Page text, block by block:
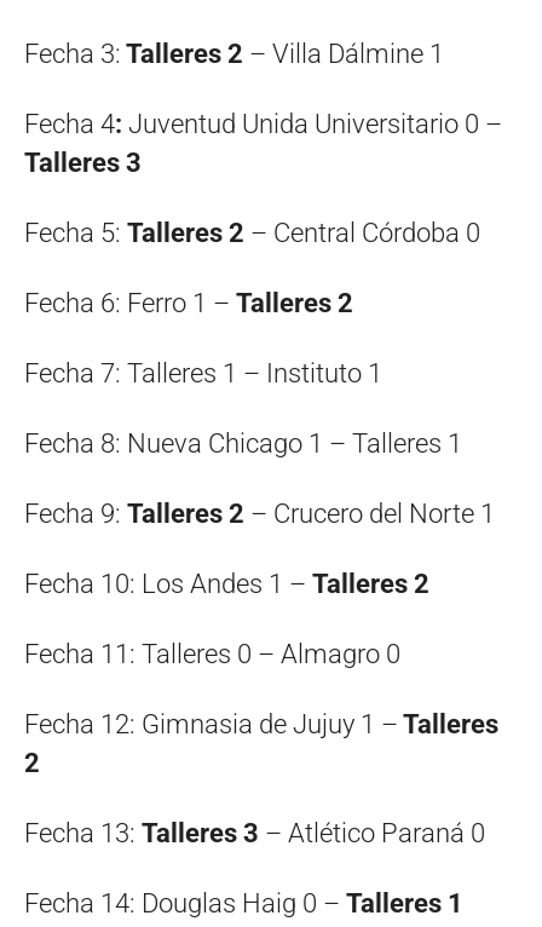
Fecha 3: Talleres 2 – Villa Dálmine 1
Fecha 4: Juventud Unida Universitario 0 –
Talleres 3
Fecha 5: Talleres 2 – Central Córdoba 0
Fecha 6: Ferro 1 – Talleres 2
Fecha 7: Talleres 1 – Instituto 1
Fecha 8: Nueva Chicago 1 – Talleres 1
Fecha 9: Talleres 2 – Crucero del Norte 1
Fecha 10: Los Andes 1 – Talleres 2
Fecha 11: Talleres 0 – Almagro 0
Fecha 12: Gimnasia de Jujuy 1 – Talleres
2
Fecha 13: Talleres 3 – Atlético Paraná 0
Fecha 14: Douglas Haig 0 – Talleres 1